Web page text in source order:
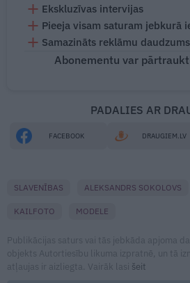
Ekskluzīvas intervijas
Pieeja visam saturam jebkurā
Samazināts reklāmu
Abonementu var
PADALIES AR
FACEBOOK DRAUGIEM.LV
SLAVENĪBAS ALEKSANDRS SOKOLOVS
KAILFOTO MODELE
Publikācijas saturs vai tās jebkāda apjoma
objekts Autortiesību likuma izpratnē, un tā
atļaujas ir aizliegta. Vairāk lasi šeit